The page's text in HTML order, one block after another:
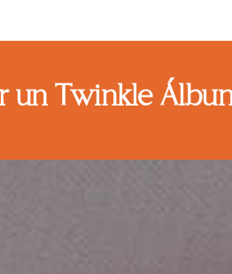
un Twinkle